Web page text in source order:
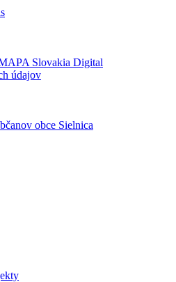
Slovakia Digital
údajov
obce Sielnica